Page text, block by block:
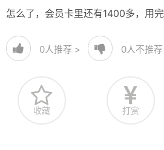
怎么了，会员卡里还有1400多，用
0人推荐 > 0人不推
收藏 打赏